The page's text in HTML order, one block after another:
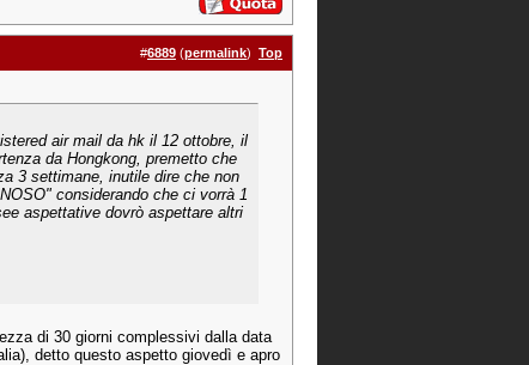
#6889 (permalink) Top
air mail da hk il 12 ottobre, il
da Hongkong, premetto che
3 settimane, inutile dire che non
considerando che ci vorrà 1
aspettative dovrò aspettare altri
di 30 giorni complessivi dalla data
detto questo aspetto giovedì e apro